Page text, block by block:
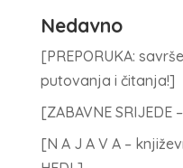
Nedavno
[PREPORUKA:
putovanja i čitanja!]
[ZABAVNE SRIJEDE
[N A J A V A –